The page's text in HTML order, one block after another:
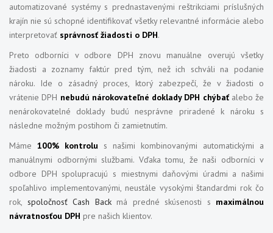
automatizované systémy s prednastavenými reštrikciami príslušných
krajín nie sú schopné identifikovať všetky relevantné informácie alebo
interpretovať správnosť žiadosti o DPH.
Preto odborníci v odbore DPH znovu manuálne overujú všetky
žiadosti a zoznamy faktúr pred tým, než ich schváli na podanie
nároku. Ide o zásadný proces, ktorý zabezpečí, že v žiadosti o
vrátenie DPH nebudú nárokovateľné doklady DPH chýbaťalebo že
nenárokovatelné doklady budú nesprávne priradené k nároku s
následne možným postihom či zamietnutím.
Máme 100% kontrolu s našimi kombinovanými automatickými a
manuálnymi odbornými službami. Vďaka tomu, že naši odborníci v
odbore DPH spolupracujú s miestnymi daňovými úradmi a našimi
spoľahlivo implementovanými, neustále vysokými štandardmi rok čo
rok, spoločnosť Cash Backmá predné skúsenosti s maximálnou
návratnosťou DPH pre našich klientov.